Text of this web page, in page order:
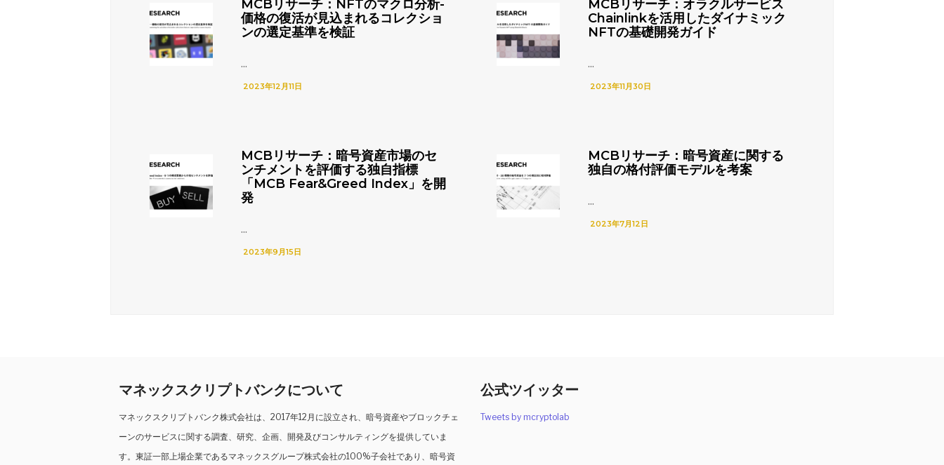
MCBリサーチ：NFTのマクロ分析-
価格の復活が見込まれるコレクショ
ンの選定基準を検証
...
2023年12月11日
MCBリサーチ：オラクルサービス
Chainlinkを活用したダイナミック
NFTの基礎開発ガイド
...
2023年11月30日
MCBリサーチ：暗号資産市場のセ
ンチメントを評価する独自指標
「MCB Fear&Greed Index」を開
発
...
2023年9月15日
MCBリサーチ：暗号資産に関する
独自の格付評価モデルを考案
...
2023年7月12日
マネックスクリプトバンクについて
マネックスクリプトバンク株式会社は、2017年12月に設立され、暗号資産やブロックチェ
ーンのサービスに関する調査、研究、企画、開発及びコンサルティングを提供していま
す。東証一部上場企業であるマネックスグループ株式会社の100%子会社であり、暗号資
公式ツイッター
Tweets by mcryptolab